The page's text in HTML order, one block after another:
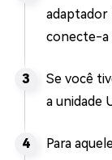
adaptador
conecte-a
Se você
a unidade
Para